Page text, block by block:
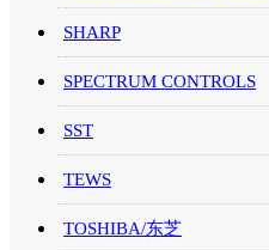
SHARP
SPECTRUM CONTROLS
SST
TEWS
TOSHIBA/东芝